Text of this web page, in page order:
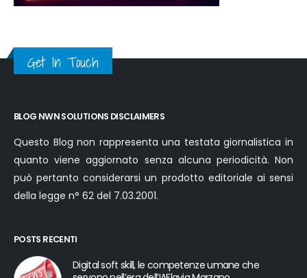
Get In Touch
Questo Blog non rappresenta una testata giornalistica in
quanto viene aggiornato senza alcuna periodicità. Non
può pertanto considerarsi un prodotto editoriale ai sensi
della legge n° 62 del 7.03.2001.
Digital soft skill, le competenze umane che
servono nell’era dell’IAFlavia Marzano